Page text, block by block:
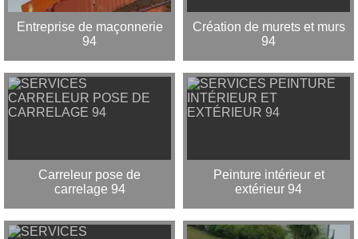
Entreprise de maçonnerie
94
Création de murets et murs
94
Carreleur pose de
carrelage 94
Peinture intérieur et
extérieur 94